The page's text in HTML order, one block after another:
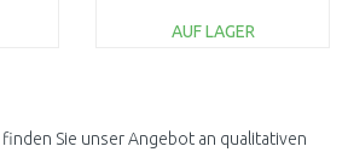
AUF LAGER
Vergleichen
Sie unser Angebot an qualitativen